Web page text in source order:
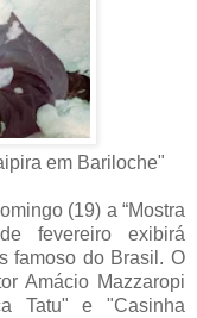
em Bariloche"
(19) a “Mostra
fevereiro exibirá
famoso do Brasil. O
Amácio Mazzaropi
Tatu" e "Casinha